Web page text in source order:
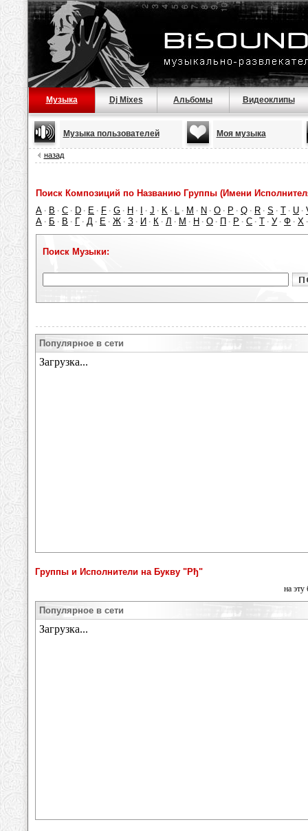
Музыка Dj Mixes Альбомы Видеоклипы
Музыка пользователей Моя музыка
назад
Поиск Композиций по Названию Группы (Имени
A · B · C · D · E · F · G · H · · J · K · L · M · N · O · P · Q · R · S · T · U ·
А · Б · В · Г · Д · Е · Ж · З · И · К · Л · М · Н · О · П · Р · С · Т · У · Ф · Х
Поиск Музыки:
Популярное в сети
Группы и Исполнители на Букву "Рђ"
на эту
Популярное в сети